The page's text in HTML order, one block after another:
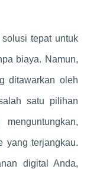
tepat untuk
biaya. Namun,
ditawarkan oleh
satu pilihan
yang terjangkau.
digital Anda,